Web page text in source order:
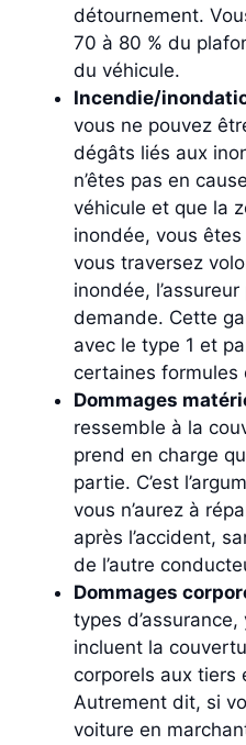
détournement.
70 à 80 % du
du véhicule.
Incendie/
vous ne pouvez
dégâts liés aux
n’êtes pas en
véhicule et que la
inondée, vous
vous traversez
inondée,
demande. Cette
avec le type 1 et
certaines formules
Dommages
ressemble à la
prend en charge
partie. C’est
vous n’aurez à
après l’accident,
de l’autre
Dommages
types
incluent la
corporels aux tiers
Autrement dit, si
voiture en